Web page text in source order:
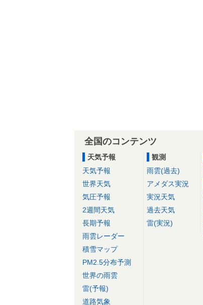
全国のコンテンツ
天気予報
天気予報
世界天気
気圧予報
2週間天気
長期予報
雨雲レーダー
積雪マップ
PM2.5分布予測
世界の雨雲
雷(予報)
道路気象
観測
雨雲(過去)
アメダス実況
実況天気
過去天気
雷(実況)